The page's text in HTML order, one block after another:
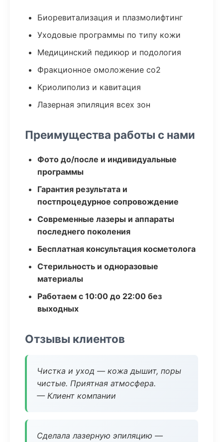
Биоревитализация и плазмолифтинг
Уходовые программы по типу кожи
Медицинский педикюр и подология
Фракционное омоложение co2
Криолиполиз и кавитация
Лазерная эпиляция всех зон
Преимущества работы с нами
Фото до/после и индивидуальные
программы
Гарантия результата и
постпроцедурное сопровождение
Современные лазеры и аппараты
последнего поколения
Бесплатная консультация косметолога
Стерильность и одноразовые
материалы
Работаем с 10:00 до 22:00 без
выходных
Отзывы клиентов
Чистка и уход — кожа дышит, поры
чистые. Приятная атмосфера.
— Клиент компании
Сделала лазерную эпиляцию —